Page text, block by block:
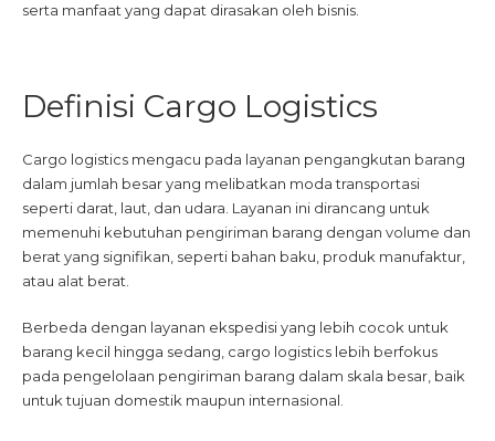
serta manfaat yang dapat dirasakan oleh bisnis.
Definisi Cargo Logistics
Cargo logistics mengacu pada layanan pengangkutan barang
dalam jumlah besar yang melibatkan moda transportasi
seperti darat, laut, dan udara. Layanan ini dirancang untuk
memenuhi kebutuhan pengiriman barang dengan volume dan
berat yang signifikan, seperti bahan baku, produk manufaktur,
atau alat berat.
Berbeda dengan layanan ekspedisi yang lebih cocok untuk
barang kecil hingga sedang, cargo logistics lebih berfokus
pada pengelolaan pengiriman barang dalam skala besar, baik
untuk tujuan domestik maupun internasional.